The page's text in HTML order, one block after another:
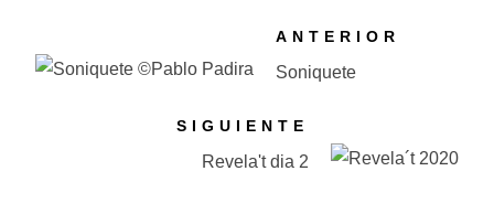
ANTERIOR
Soniquete
SIGUIENTE
Revela't dia 2